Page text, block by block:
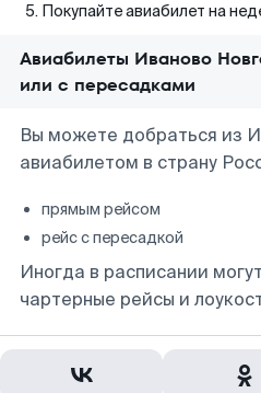
Покупайте авиабилет на
Авиабилеты Иваново
или с пересадками
Вы можете добраться из
авиабилетом в страну
прямым рейсом
рейс с пересадкой
Иногда в расписании
чартерные рейсы и